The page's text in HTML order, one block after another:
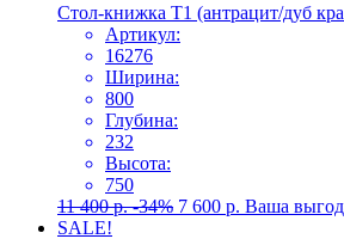
Стол-книжка Т1 (антрацит/дуб
Артикул:
16276
Ширина:
800
Глубина:
232
Высота:
750
11 400р. -34% 7 600 р. Ваша
SALE!